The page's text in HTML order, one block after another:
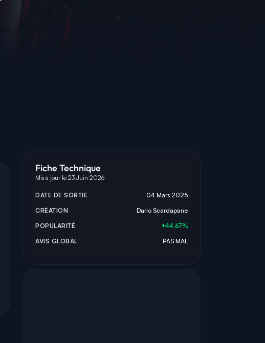
Fiche Technique
Mis à jour le 23 Juin 2026
DATE DE SORTIE
04 Mars 2025
CRÉATION
Dario Scardapane
POPULARITÉ
+44.67%
AVIS GLOBAL
PAS MAL